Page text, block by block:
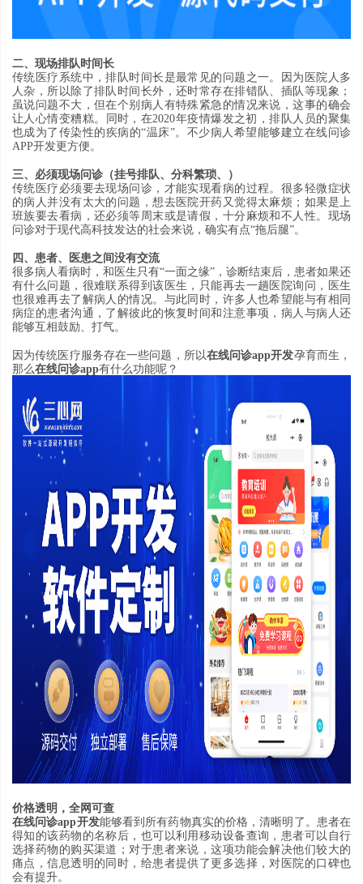
二、现场排队时间长
传统医疗系统中 ，排队时间长是最常见的问题之一。
因为医院人多
人杂 ， 所以除了排队时间长外 ，还时常存在排错队、 插队等现象 ；
虽说问题不大 ，但在个别病人有特殊紧急的情况来说 ，这事的确会
让人心情变糟糕。 同时 ， 在2020年疫情爆发之初 ，排队人员的聚集
也成为了传染性的疾病的“温床”。不少病人希望能够建立在线问诊
APP开发更方便。
三、必须现场问诊 （挂号排队、 分科繁琐、）
传统医疗必须要去现场问诊 ， 才能实现看病的过程。 很多轻微症状
的病人并没有太大的问题 ，想去医院开药又觉得太麻烦 ； 如果是上
班族要去看病 ，还必须等周末或是请假 ， 十分麻烦和不人性。 现场
问诊对于现代高科技发达的社会来说 ， 确实有点“拖后腿”。
四、患者、
医患之间没有交流
很多病人看病时 ， 和医生只有“一面之缘”， 诊断结束后 ， 患者如果还
有什么问题 ， 很难联系得到该医生 ， 只能再去一趟医院询问 ，
医生
也很难再去了解病人的情况。 与此同时 ， 许多人也希望能与有相同
病症的患者沟通 ， 了解彼此的恢复时间和注意事项 ， 病人与病人还
能够互相鼓励、 打气。
因为传统医疗服务存在一些问题 ， 所以在线问诊app开发孕育而生 ，
那么在线问诊app有什么功能呢 ？
价格透明 ， 全网可查
在线问诊app开发能够看到所有药物真实的价格 ，清晰明了 。 患者在
得知的该药物的名称后 ， 也可以利用移动设备查询 ， 患者可以自行
选择药物的购买渠道 ； 对于患者来说 ，这项功能会解决他们较大的
痛点 ，信息透明的同时 ， 给患者提供了更多选择 ，对医院的口碑也
会有提升。